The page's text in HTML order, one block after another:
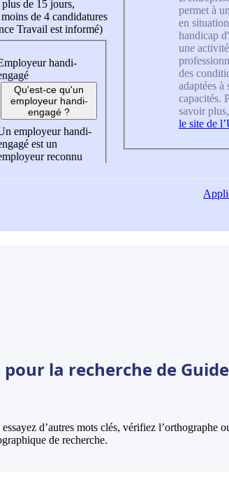
de 15 jours,
de 4 candidatures
Travail est informé)
handi-
Qu'est-ce qu'un
employeur handi-
engagé ?
employeur handi-
est un
reconnu
permet à
en
handicap
une activité
des
adaptées à
capacités.
savoir plus,
le site de
la recherche de
d’autres mots clés, vérifiez l’orthographe
de recherche.